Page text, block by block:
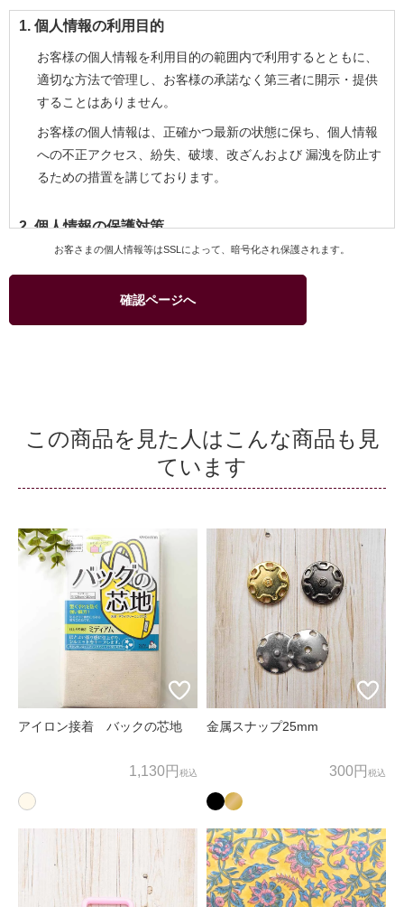
1. 個人情報の利用目的
お客様の個人情報を利用目的の範囲内で利用するとともに、
適切な方法で管理し、お客様の承諾なく第三者に開示・提供
することはありません。
お客様の個人情報は、正確かつ最新の状態に保ち、個人情報
への不正アクセス、紛失、破壊、改ざんおよび 漏洩を防止す
るための措置を講じております。
2. 個人情報の保護対策
当社および当社関連会社のお客様への商品配送業務、お客様
へのより良いサービスを提供するためのアフターサービス等
を実施させていただくため、お客様の個人情報を利用いたし
ます。
商品の購入等において、クレジットカード等による代金決済
を行う場合に、クレジットカード等の有効性を確認するため
商品の発送、メールマガジンの配信にお客様の個人情報を利
用いたします。
上記以外の目的でお客様の了承なく、お客様の個人情報を利
用することはありません。
3. 個人情報の外部委託
お客様よりお預かりした個人情報の処理を外部へ委託する場
合には、漏洩などを行わないよう、適切な管理を実施いたし
4. お問合せ
望される場合には、下記窓口までご連絡下さい。
すみやかに対応させていただきます。
お客さまの個人情報等はSSLによって、暗号化され保護されます。
確認ページへ
この商品を見た人はこんな商品も見
ています
アイロン接着 バックの芯地
1,130円 税込
金属スナップ25mm
300円 税込